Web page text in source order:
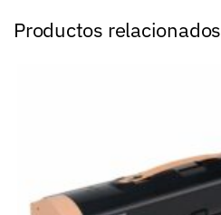
Productos relacionados